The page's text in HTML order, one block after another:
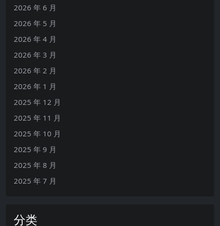
2026 年 6 月
2026 年 5 月
2026 年 4 月
2026 年 3 月
2026 年 2 月
2026 年 1 月
2025 年 12 月
2025 年 11 月
2025 年 10 月
2025 年 9 月
2025 年 8 月
2025 年 7 月
分类